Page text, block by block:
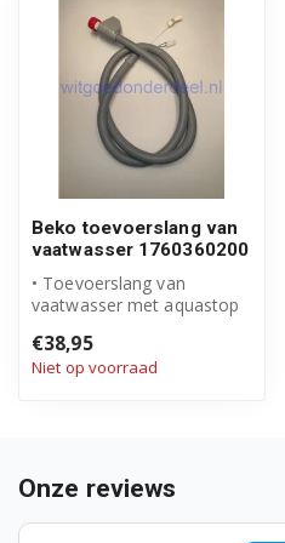
DF18DN44W 7666167377
DFGN5634B 7664344942
DFGN5834 7612837342
DFGN5834X 7613137342
DFN1001 7680933942
DFN1001X 7637135142
DFN1001X 7674434942
Beko toevoerslang van
vaatwasser 1760360200
• Toevoerslang van
vaatwasser met aquastop
• Artikeln...
€38,95
Niet op voorraad
Onze reviews